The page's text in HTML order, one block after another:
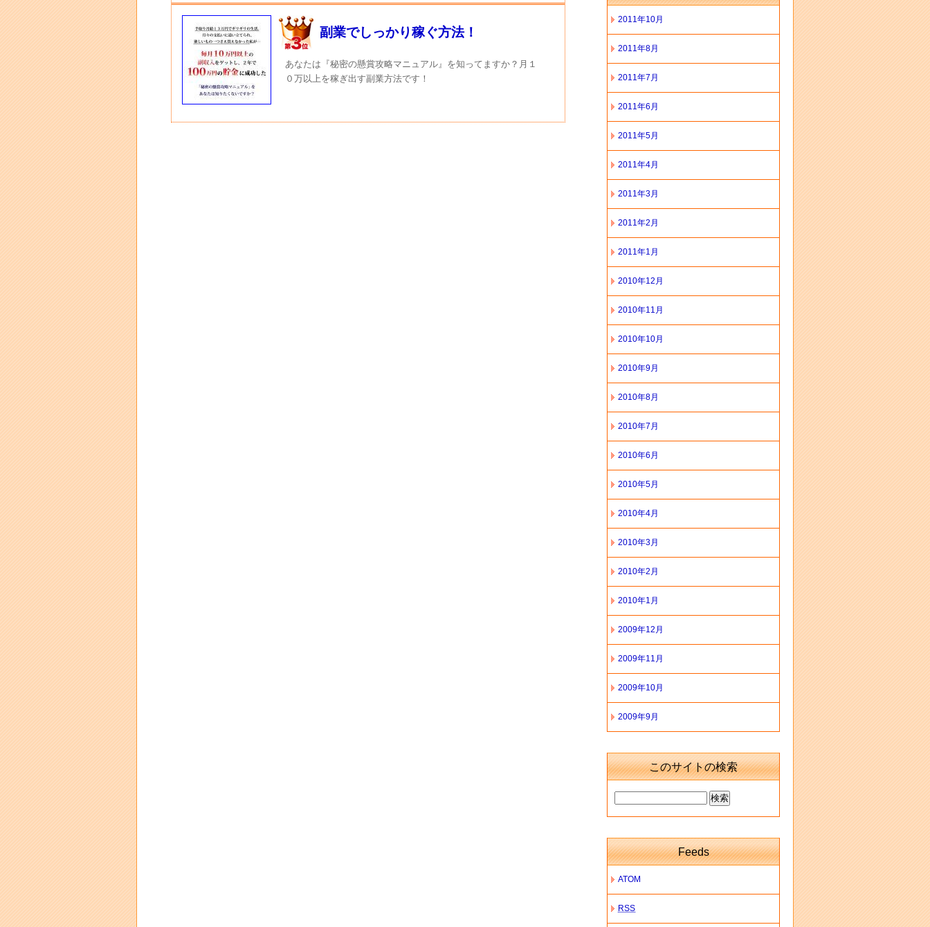
副業でしっかり稼ぐ方法！
あなたは『秘密の懸賞攻略マニュアル』を知ってますか？月１
０万以上を稼ぎ出す副業方法です！
2011年10月
2011年8月
2011年7月
2011年6月
2011年5月
2011年4月
2011年3月
2011年2月
2011年1月
2010年12月
2010年11月
2010年10月
2010年9月
2010年8月
2010年7月
2010年6月
2010年5月
2010年4月
2010年3月
2010年2月
2010年1月
2009年12月
2009年11月
2009年10月
2009年9月
このサイトの検索
Feeds
ATOM
RSS